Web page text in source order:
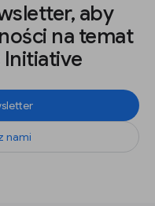
aby
na temat
nami